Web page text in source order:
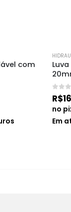
com
de
R$
no
Em